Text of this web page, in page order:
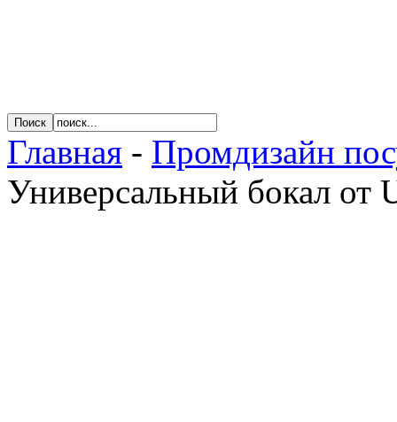
Главная - Промдизайн
Универсальный бокал от